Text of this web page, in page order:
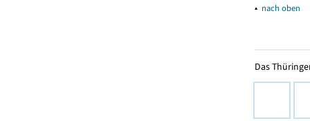
▴ nach oben
Das